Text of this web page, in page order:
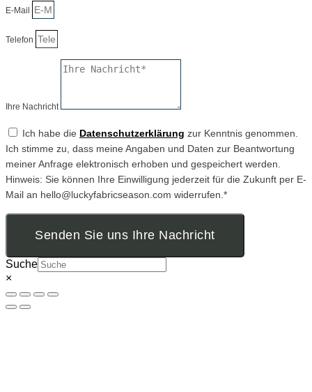
E-Mail
Telefon
Ihre Nachricht
Ich habe die Datenschutzerklärung zur Kenntnis genommen.
Ich stimme zu, dass meine Angaben und Daten zur Beantwortung
meiner Anfrage elektronisch erhoben und gespeichert werden.
Hinweis: Sie können Ihre Einwilligung jederzeit für die Zukunft per E-
Mail an hello@luckyfabricseason.com widerrufen.*
Senden Sie uns Ihre Nachricht
Suche
×